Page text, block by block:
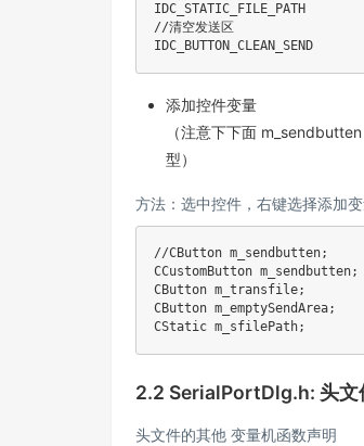
//清空发送区
添加控件变量
（注意下下面
型）
方法：选中控件，右键选择添加
//CButton m_sendbutten;
CCustomButton m_sendbutten;
CButton m_transfile;
CButton m_emptySendArea;
CStatic m_sfilePath;
2.2 SerialPortDlg.h: 头文
头文件的其他 变量机函数声明